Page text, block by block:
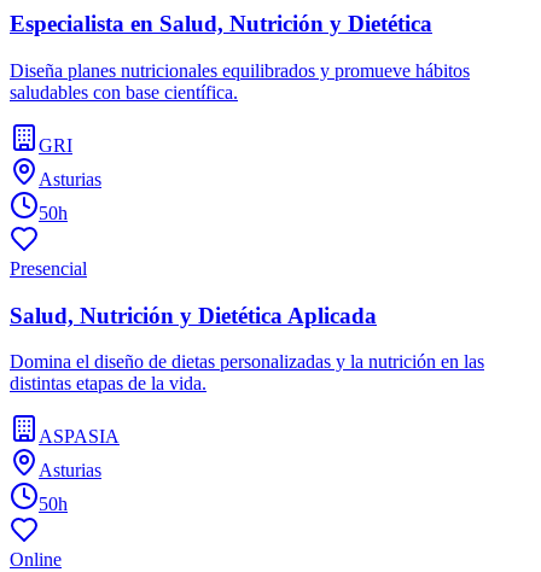
Especialista en Salud, Nutrición y Dietética
Diseña planes nutricionales equilibrados y promueve hábitos
saludables con base científica.
GRI
Asturias
50h
Presencial
Salud, Nutrición y Dietética Aplicada
Domina el diseño de dietas personalizadas y la nutrición en las
distintas etapas de la vida.
ASPASIA
Asturias
50h
Online